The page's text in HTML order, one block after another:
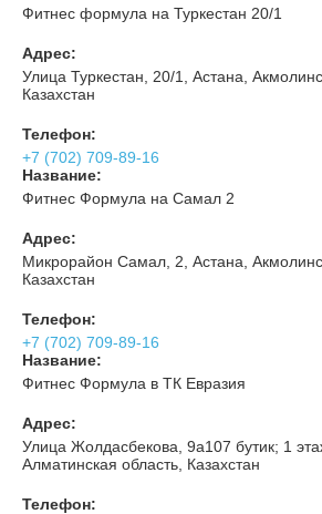
Фитнес формула на Туркестан 20/1
Адрес:
Улица Туркестан, 20/1, Астана,
Казахстан
Телефон:
+7 (702) 709-89-16
Название:
Фитнес Формула на Самал 2
Адрес:
Микрорайон Самал, 2, Астана,
Казахстан
Телефон:
+7 (702) 709-89-16
Название:
Фитнес Формула в ТК Евразия
Адрес:
Улица Жолдасбекова, 9а​107 бутик; 1
Алматинская область, Казахстан
Телефон: